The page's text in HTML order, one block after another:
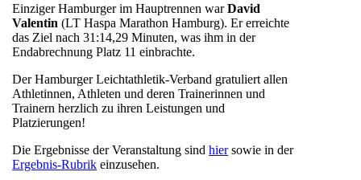
Einziger Hamburger im Hauptrennen warDavid
Valentin (LT Haspa Marathon Hamburg). Er erreichte
das Ziel nach 31:14,29 Minuten, was ihm in der
Endabrechnung Platz 11 einbrachte.
Der Hamburger Leichtathletik-Verband gratuliert allen
Athletinnen, Athleten und deren Trainerinnen und
Trainern herzlich zu ihren Leistungen und
Platzierungen!
Die Ergebnisse der Veranstaltung sindhiersowie in der
Ergebnis-Rubrik einzusehen.